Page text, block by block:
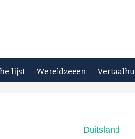
lijst Wereldzeeën
Duitsland